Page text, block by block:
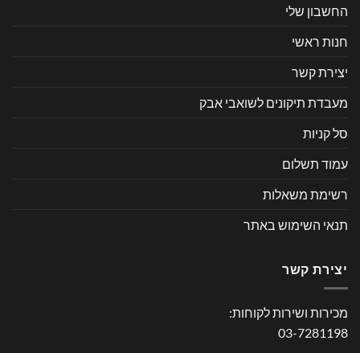
החשבון שלי
חנות ראשי
יצירת קשר
מעבדת תיקונים לשואבי אבק
סל קניות
עמוד תשלום
רשימת משאלות
תנאי השימוש באתר
יצירת קשר
מכירות ושירות לקוחות:
03-7281198